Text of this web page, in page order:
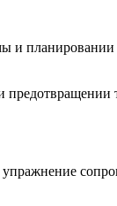
и планировании
предотвращении